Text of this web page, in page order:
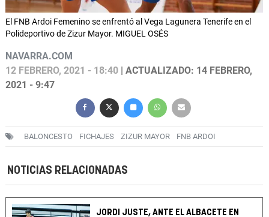
El FNB Ardoi Femenino se enfrentó al Vega Lagunera Tenerife en el
Polideportivo de Zizur Mayor. MIGUEL OSÉS
NAVARRA.COM
12 FEBRERO, 2021 - 18:40 | ACTUALIZADO: 14 FEBRERO,
2021 - 9:47
BALONCESTO FICHAJES ZIZUR MAYOR FNB ARDOI
NOTICIAS RELACIONADAS
JORDI JUSTE, ANTE EL ALBACETE EN